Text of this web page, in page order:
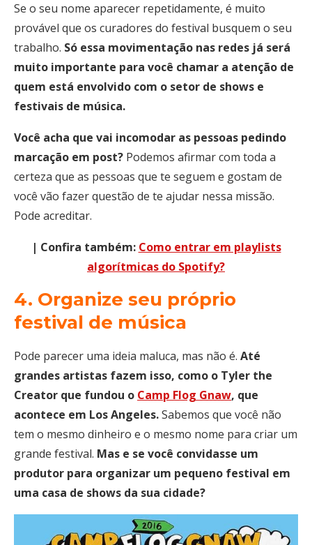
Se o seu nome aparecer repetidamente, é muito
provável que os curadores do festival busquem o seu
trabalho. Só essa movimentação nas redes já será
muito importante para você chamar a atenção de
quem está envolvido com o setor de shows e
festivais de música.
Você acha que vai incomodar as pessoas pedindo
marcação em post? Podemos afirmar com toda a
certeza que as pessoas que te seguem e gostam de
você vão fazer questão de te ajudar nessa missão.
Pode acreditar.
| Confira também: Como entrar em playlists
algorítmicas do Spotify?
4. Organize seu próprio
festival de música
Pode parecer uma ideia maluca, mas não é. Até
grandes artistas fazem isso, como o Tyler the
Creator que fundou o Camp Flog Gnaw, que
acontece em Los Angeles.Sabemos que você não
tem o mesmo dinheiro e o mesmo nome para criar um
grande festival. Mas e se você convidasse um
produtor para organizar um pequeno festival em
uma casa de shows da sua cidade?